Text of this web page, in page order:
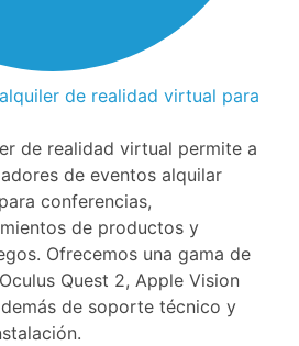
de realidad virtual para
de realidad virtual permite a
de eventos alquilar
conferencias,
de productos y
Ofrecemos una gama de
Quest 2, Apple Vision
de soporte técnico y